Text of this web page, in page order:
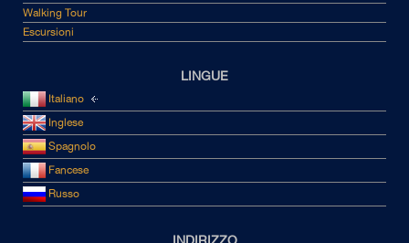
Walking Tour
Escursioni
LINGUE
Italiano
Inglese
Spagnolo
Fancese
Russo